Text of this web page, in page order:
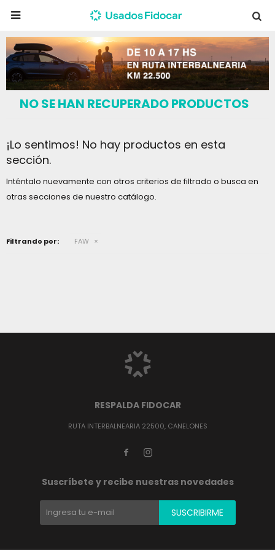

NO SE HAN RECUPERADO PRODUCTOS
¡Lo sentimos! No hay productos en esta
sección.
Inténtalo nuevamente con otros criterios de filtrado o busca en
otras secciones de nuestro catálogo.
Filtrando por: FAW
RESPALDA FIDOCAR
RUTA INTERBALNEARIA 22500, CANELONES
 
Suscríbete y recibe nuestras novedades
SUSCRIBIRME